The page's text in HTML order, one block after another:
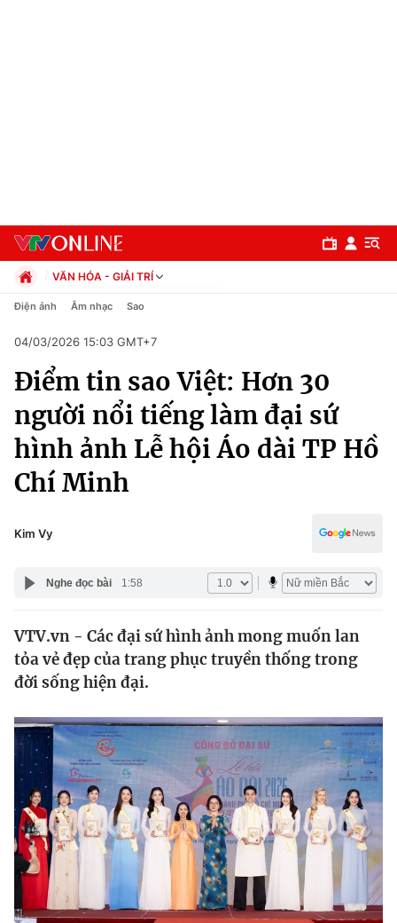
Chuyên mục
Chính trị
Xã hội
Tin tức
Thế giới đó đây
Câu chuyện quốc tế
Kinh tế
Tài chính
Thị trường
Góc doanh nghiệp
Truyền hình
Phim VTV
Hậu trường
Nhân vật
Khán giả
Giải trí
Điện ảnh
Âm nhạc
Đời sống
Du lịch
Giáo dục
VĂN HÓA - GIẢI TRÍ
Chính trị
Pháp luật
Kinh tế
Thể thao
Truyền hình
Văn hóa - Giải trí
Đời sống
Điện ảnh Âm nhạc Sao
04/03/2026 15:03 GMT+7
Điểm tin sao Việt: Hơn 30
người nổi tiếng làm đại sứ
hình ảnh Lễ hội Áo dài TP Hồ
Chí Minh
Kim Vy
Nghe đọc bài 1:58
VTV.vn - Các đại sứ hình ảnh mong muốn lan
tỏa vẻ đẹp của trang phục truyền thống trong
đời sống hiện đại.